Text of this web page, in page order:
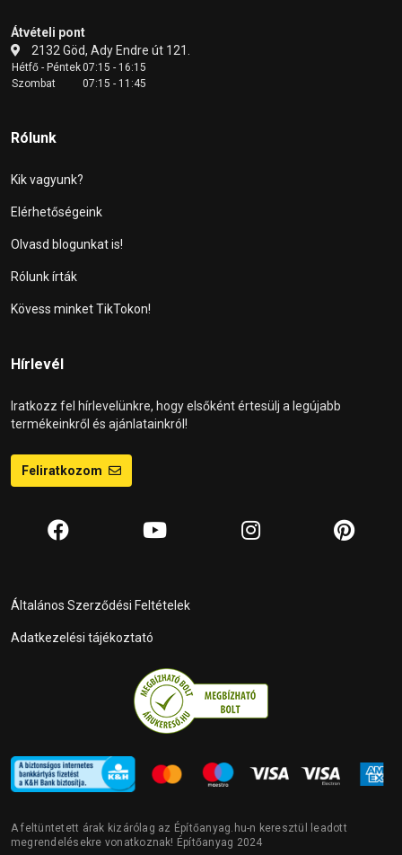
Átvételi pont
2132 Göd, Ady Endre út 121.
Hétfő - Péntek07:15 - 16:15
Szombat
07:15 - 11:45
Rólunk
Kik vagyunk?
Elérhetőségeink
Olvasd blogunkat is!
Rólunk írták
Kövess minket TikTokon!
Hírlevél
Iratkozz fel hírlevelünkre, hogy elsőként értesülj a legújabb
termékeinkről és ajánlatainkról!
Feliratkozom
Általános Szerződési Feltételek
Adatkezelési tájékoztató
A feltüntetett árak kizárólag az Építőanyag.hu-n keresztül leadott
megrendelésekre vonatkoznak! Építőanyag 2024